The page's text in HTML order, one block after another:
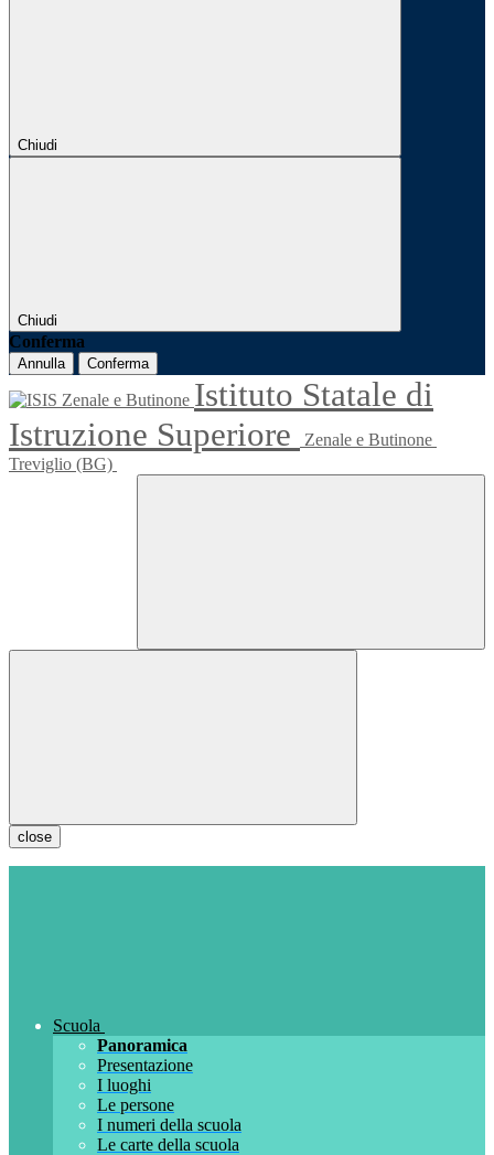
Chiudi
Chiudi
Conferma
Annulla Conferma
Istituto Statale di
Istruzione Superiore
Zenale e Butinone
Treviglio (BG)
close
Scuola
Panoramica
Presentazione
I luoghi
Le persone
I numeri della scuola
Le carte della scuola